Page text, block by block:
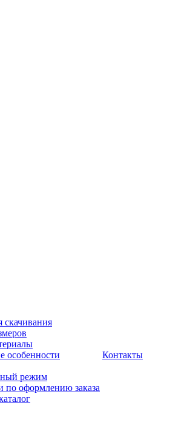
скачивания
особенности
режим
по оформлению заказа
Контакты